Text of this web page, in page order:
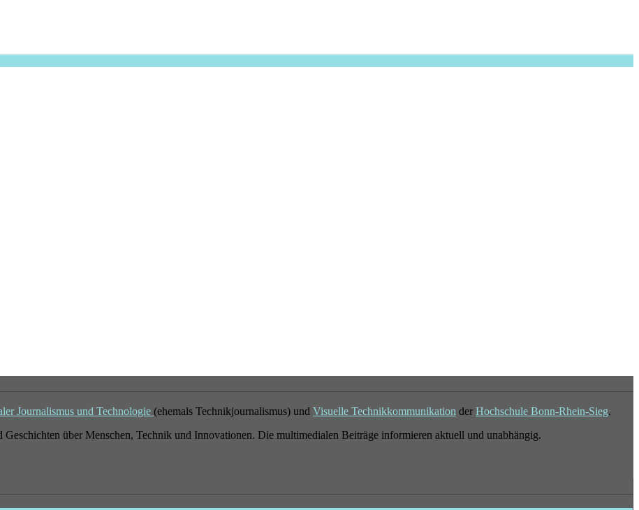
Journalismus und Technologie (ehemals Technikjournalismus) und Visuelle Technikkommunikation der Hochschule Bonn-Rhein-Sieg.
Geschichten über Menschen, Technik und Innovationen. Die multimedialen Beiträge informieren aktuell und unabhängig.